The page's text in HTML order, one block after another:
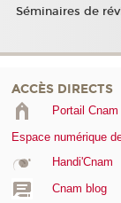
Séminaires de
ACCÈS DIRECTS
Portail Cnam
Espace numérique
Handi'Cnam
Cnam blog